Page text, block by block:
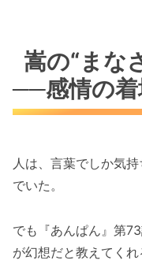
嵩の“まな
──感情の着
人は、言葉でしか気
でいた。
でも『あんぱん』第
が幻想だと教えてくれ